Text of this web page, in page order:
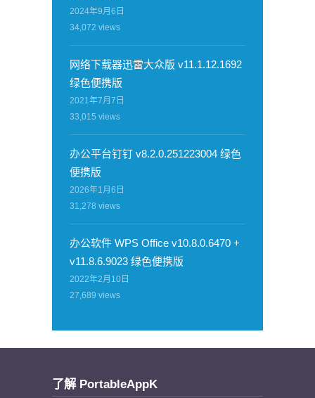
2024年9月6日
34,072 views
网络下载器迅雷大众版 v11.1.12.1692
绿色便携版
2021年7月7日
33,015 views
办公平台钉钉 v8.2.0.251223004 绿色
便携版
2026年1月6日
31,278 views
办公软件 WPS Office v10.8.0.6470 +
v11.8.6.9023 绿色便携版
2022年2月10日
27,689 views
了解 PortableAppK